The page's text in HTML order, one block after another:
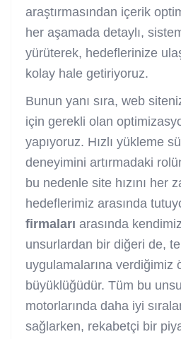
araştırmasından içerik
her aşamada detaylı,
yürüterek, hedeflerinize
kolay hale getiriyoruz.
Bunun yanı sıra, web
için gerekli olan
yapıyoruz. Hızlı yükleme
deneyimini artırmadaki
bu nedenle site hızını her
hedeflerimiz arasında
firmaları arasında
unsurlardan bir diğeri de,
uygulamalarına verdiğimiz
büyüklüğüdür. Tüm bu
motorlarında daha iyi
sağlarken, rekabetçi bir